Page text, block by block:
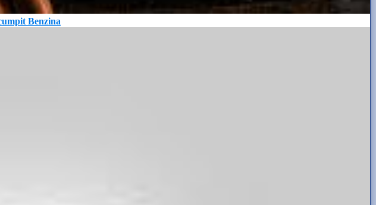
Benzina